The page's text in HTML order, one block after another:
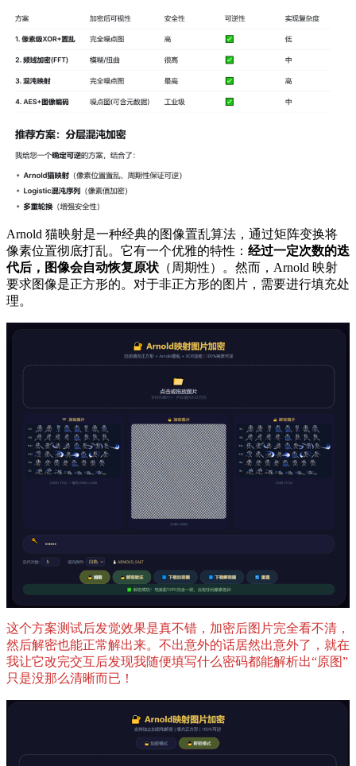
Arnold 猫映射是一种经典的图像置乱算法，通过矩阵变换将
像素位置彻底打乱。它有一个优雅的特性： 经过一定次数的迭
代后，图像会自动恢复原状 （周期性）。然而，Arnold 映射
要求图像是正方形的。对于非正方形的图片，需要进行填充处
理。
这个方案测试后发觉效果是真不错，加密后图片完全看不清，
然后解密也能正常解出来。不出意外的话居然出意外了，就在
我让它改完交互后发现我随便填写什么密码都能解析出“原图”
只是没那么清晰而已！